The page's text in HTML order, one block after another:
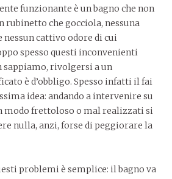
funzionante è un bagno che non
rubinetto che gocciola, nessuna
cattivo odore di cui
spesso questi inconvenienti
sappiamo, rivolgersi a un
è d’obbligo. Spesso infatti il fai
idea: andando a intervenire su
frettoloso o mal realizzati si
nulla, anzi, forse di peggiorare la
problemi è semplice: il bagno va